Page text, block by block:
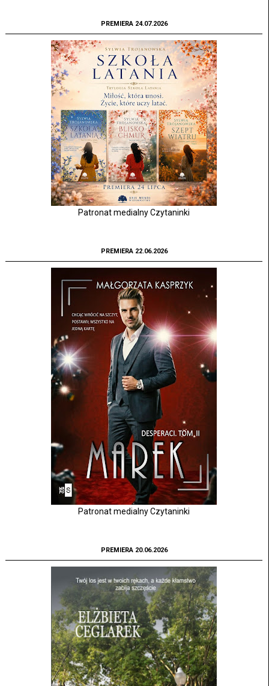
PREMIERA 24.07.2026
Patronat medialny Czytaninki
PREMIERA 22.06.2026
Patronat medialny Czytaninki
PREMIERA 20.06.2026